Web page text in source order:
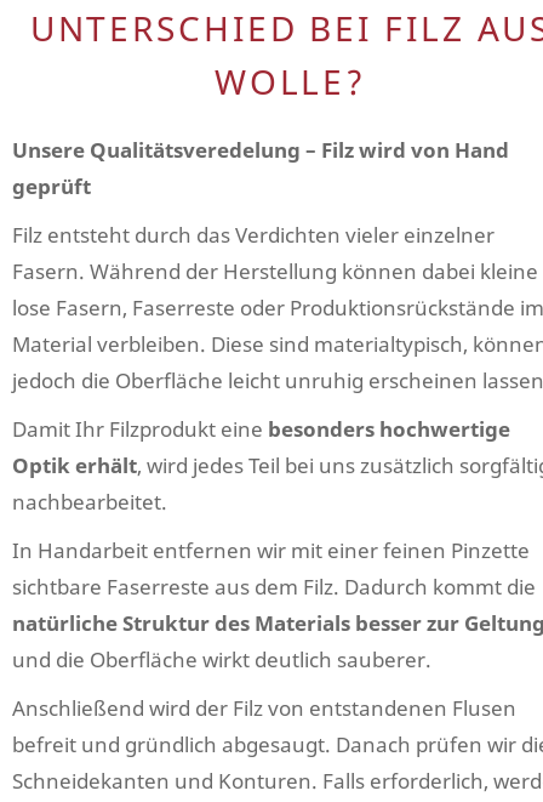
UNTERSCHIED BEI FILZ
WOLLE?
Unsere Qualitätsveredelung – Filz wird von Hand
geprüft
Filz entsteht durch das Verdichten vieler einzelner
Fasern. Während der Herstellung können dabei kleine
lose Fasern, Faserreste oder Produktionsrückstände im
Material verbleiben. Diese sind materialtypisch,
jedoch die Oberfläche leicht unruhig erscheinen
Damit Ihr Filzprodukt eine besonders hochwertige
Optik erhält, wird jedes Teil bei uns zusätzlich
nachbearbeitet.
In Handarbeit entfernen wir mit einer feinen Pinzette
sichtbare Faserreste aus dem Filz. Dadurch kommt die
natürliche Struktur des Materials besser zur
und die Oberfläche wirkt deutlich sauberer.
Anschließend wird der Filz von entstandenen Flusen
befreit und gründlich abgesaugt. Danach prüfen wir
Schneidekanten und Konturen. Falls erforderlich,